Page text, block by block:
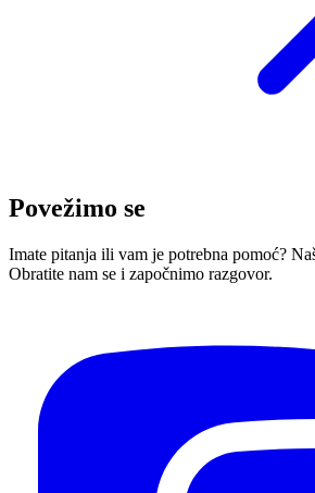
Povežimo se
Imate pitanja ili vam je potrebna pomoć?
Obratite nam se i započnimo razgovor.